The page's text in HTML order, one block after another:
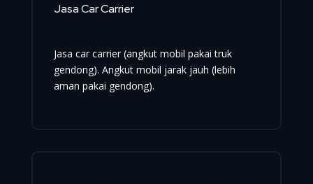
Jasa Car Carrier
Jasa car carrier (angkut mobil pakai truk
gendong). Angkut mobil jarak jauh (lebih
aman pakai gendong).